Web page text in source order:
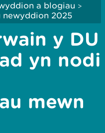
a blogiau >
newyddion 2025
y DU
yn nodi
mewn